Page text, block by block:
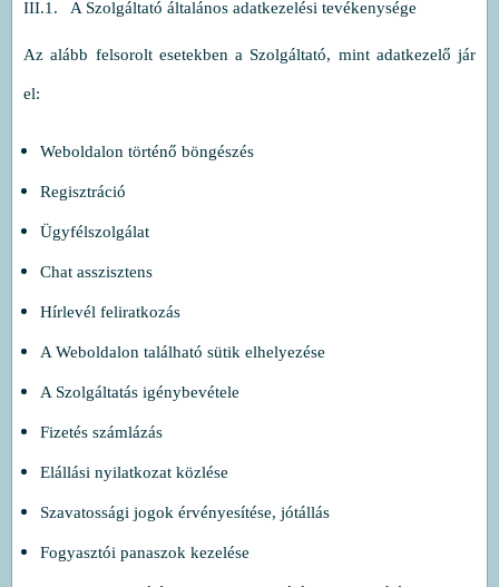
III.1. A Szolgáltató általános adatkezelési tevékenysége
Az alább felsorolt esetekben a Szolgáltató, mint adatkezelő jár
el:
Weboldalon történő böngészés
Regisztráció
Ügyfélszolgálat
Chat asszisztens
Hírlevél feliratkozás
A Weboldalon található sütik elhelyezése
A Szolgáltatás igénybevétele
Fizetés számlázás
Elállási nyilatkozat közlése
Szavatossági jogok érvényesítése, jótállás
Fogyasztói panaszok kezelése